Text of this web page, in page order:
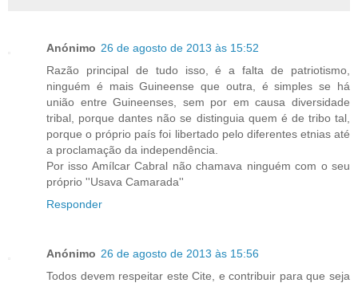
Anónimo 26 de agosto de 2013 às 15:52
Razão principal de tudo isso, é a falta de patriotismo,
ninguém é mais Guineense que outra, é simples se há
união entre Guineenses, sem por em causa diversidade
tribal, porque dantes não se distinguia quem é de tribo tal,
porque o próprio país foi libertado pelo diferentes etnias até
a proclamação da independência.
Por isso Amílcar Cabral não chamava ninguém com o seu
próprio ''Usava Camarada''
Responder
Anónimo 26 de agosto de 2013 às 15:56
Todos devem respeitar este Cite, e contribuir para que seja